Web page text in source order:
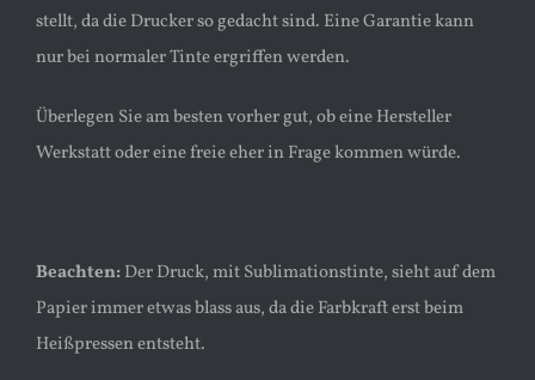
stellt, da die Drucker so gedacht sind. Eine Garantie kann
nur bei normaler Tinte ergriffen werden.
Überlegen Sie am besten vorher gut, ob eine Hersteller
Werkstatt oder eine freie eher in Frage kommen würde.
Beachten:Der Druck, mit Sublimationstinte, sieht auf dem
Papier immer etwas blass aus, da die Farbkraft erst beim
Heißpressen entsteht.